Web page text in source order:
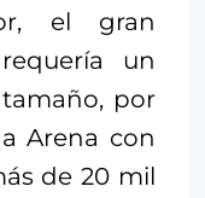
el gran
un
por
Arena con
de 20 mil